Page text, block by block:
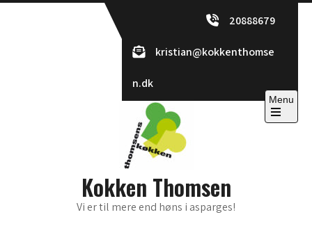
Skip
20888679
kristian@kokkenthomse
n.dk
Kokken Thomsen
Vi er til mere end høns i asparges!
Menu
Open